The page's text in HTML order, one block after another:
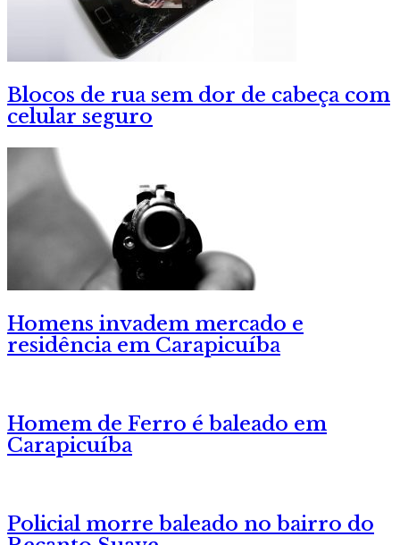
Blocos de rua sem dor de cabeça com
celular seguro
Homens invadem mercado e
residência em Carapicuíba
Homem de Ferro é baleado em
Carapicuíba
Policial morre baleado no bairro do